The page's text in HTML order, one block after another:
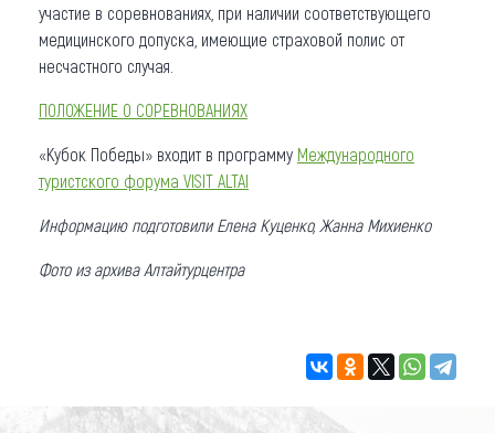
участие в соревнованиях, при наличии соответствующего
медицинского допуска, имеющие страховой полис от
несчастного случая.
ПОЛОЖЕНИЕ О СОРЕВНОВАНИЯХ
«Кубок Победы» входит в программу Международного
туристского форума VISIT ALTAI
Информацию подготовили Елена Куценко, Жанна Михиенко
Фото из архива Алтайтурцентра